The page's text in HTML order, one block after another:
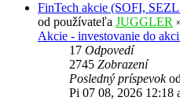
FinTech akcie (SOFI,
od používateľa JUGGLER
Akcie - investovanie do
17 Odpovedí
2745 Zobrazení
Posledný príspevok
Pi 07 08, 2026 12:18